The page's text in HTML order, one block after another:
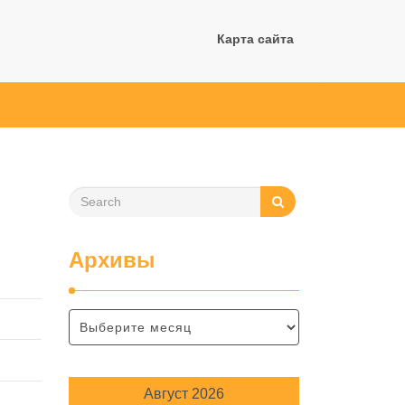
Карта сайта
Архивы
Август 2026